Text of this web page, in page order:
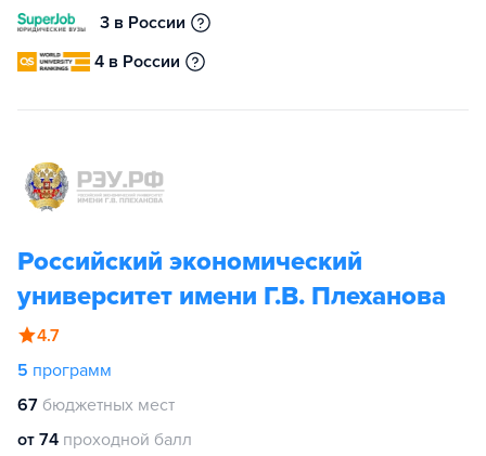
3 в России
4 в России
Российский экономический
университет имени Г.В. Плеханова
4.7
5 программ
67 бюджетных мест
от 74 проходной балл